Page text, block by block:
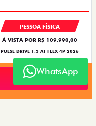
PESSOA FÍSICA
À VISTA POR R$ 109.990,00
PULSE DRIVE 1.3 AT FLEX 4P 2026
Quero agora!
WhatsApp